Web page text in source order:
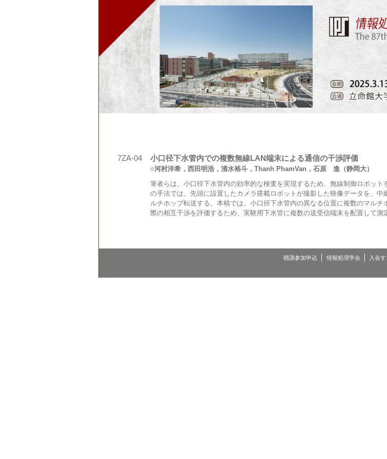
7ZA-04 小口径下水管内での複数無線LAN端末による通信の干渉評価
○河村洋希，西田明浩，清水裕斗，Thanh PhamVan，石原 進（静岡大）
筆者らは、小口径下水管内の効率的な検査を実現するため、無線制御ロボッ
の手法では、先頭に設置したカメラ搭載ロボットが撮影した映像データを、
ルチホップ転送する。本稿では、小口径下水管内の異なる位置に複数のマル
際の相互干渉を評価するため、実験用下水管に複数の送受信端末を配置して測
聴講参加申込 情報処理学会 入会す